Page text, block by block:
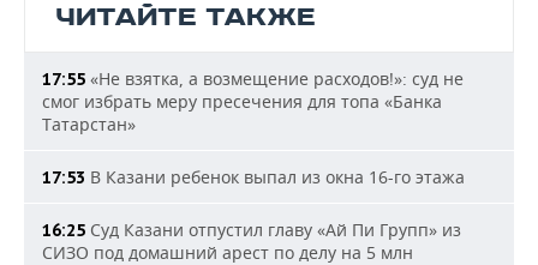
ЧИТАЙТЕ ТАКЖЕ
17:55 «Не взятка, а возмещение расходов!»: суд не
смог избрать меру пресечения для топа «Банка
Татарстан»
17:53 В Казани ребенок выпал из окна 16-го этажа
16:25 Суд Казани отпустил главу «Ай Пи Групп» из
СИЗО под домашний арест по делу на 5 млн